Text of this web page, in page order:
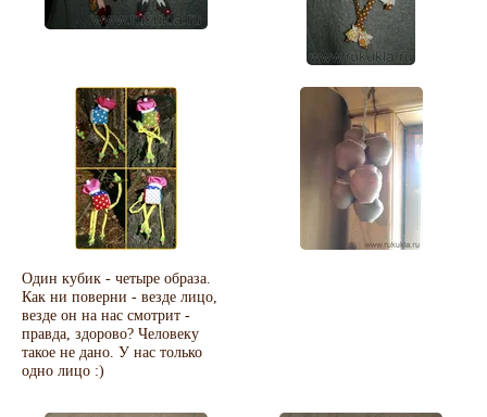
Один кубик - четыре образа.
Как ни поверни - везде лицо,
везде он на нас смотрит -
правда, здорово? Человеку
такое не дано. У нас только
одно лицо :)